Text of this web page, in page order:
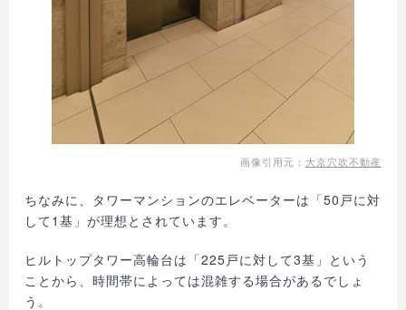
画像引用元： 大京穴吹不動産
ちなみに、タワーマンションのエレベーターは「50戸に対
して1基」が理想とされています。
ヒルトップタワー高輪台は「225戸に対して3基」という
ことから、時間帯によっては混雑する場合があるでしょ
う。